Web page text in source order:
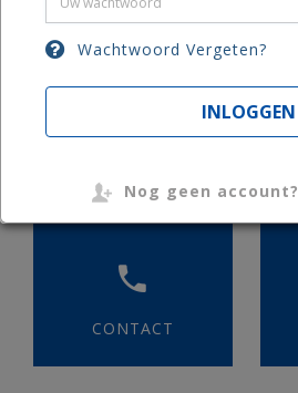
Wachtwoord Vergeten?
Nog geen account?
CONTACT